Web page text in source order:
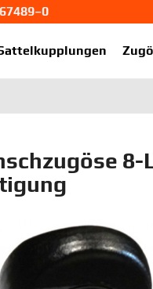
8-